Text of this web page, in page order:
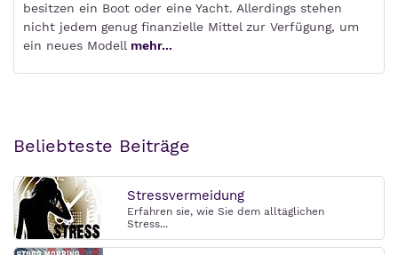
besitzen ein Boot oder eine Yacht. Allerdings stehen
nicht jedem genug finanzielle Mittel zur Verfügung, um
ein neues Modell mehr...
Beliebteste Beiträge
Stressvermeidung
Erfahren sie, wie Sie dem alltäglichen
Stress...